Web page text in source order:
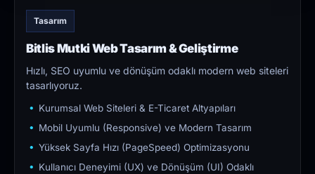
Tasarım
Bitlis Mutki Web Tasarım & Geliştirme
Hızlı, SEO uyumlu ve dönüşüm odaklı modern web siteleri
tasarlıyoruz.
Kurumsal Web Siteleri & E-Ticaret Altyapıları
Mobil Uyumlu (Responsive) ve Modern Tasarım
Yüksek Sayfa Hızı (PageSpeed) Optimizasyonu
Kullanıcı Deneyimi (UX) ve Dönüşüm (UI) Odaklı